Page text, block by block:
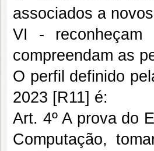
associados a
VI - reconheçam
compreendam as
O perfil definido
2023 [R11] é:
Art. 4º A prova do
Computação,